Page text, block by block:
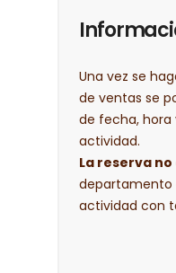
Una vez se
de ventas se
de fecha, hora
actividad.
La reserva
departamento
actividad con